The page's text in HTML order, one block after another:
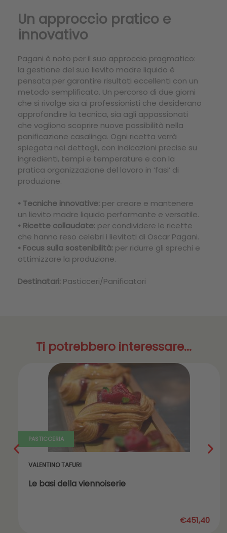
Un approccio pratico e
innovativo
Pagani è noto per il suo approccio pragmatico:
la gestione del suo lievito madre liquido è
pensata per garantire risultati eccellenti con un
metodo semplificato. Un percorso di due giorni
che si rivolge sia ai professionisti che desiderano
approfondire la tecnica, sia agli appassionati
che vogliono scoprire nuove possibilità nella
panificazione casalinga. Ogni ricetta verrà
spiegata nei dettagli, con indicazioni precise su
ingredienti, tempi e temperature e con la
pratica organizzazione del lavoro in ‘fasi’ di
produzione.
• Tecniche innovative: per creare e mantenere
un lievito madre liquido performante e versatile.
• Ricette collaudate: per condividere le ricette
che hanno reso celebri i lievitati di Oscar Pagani.
• Focus sulla sostenibilità: per ridurre gli sprechi e
ottimizzare la produzione.
Destinatari: Pasticceri/Panificatori
Ti potrebbero interessare...
PASTICCERIA
VALENTINO TAFURI
Le basi della viennoiserie
€451,40